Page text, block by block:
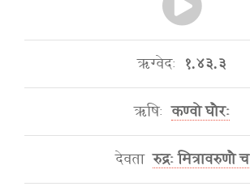
ऋग्वेदः १.४३.३
ऋषिः कण्वो घौरः
देवता रुद्रः मित्रावरुणौ च